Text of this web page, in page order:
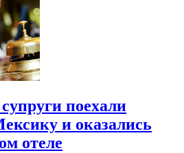
поехали
и оказались
отеле